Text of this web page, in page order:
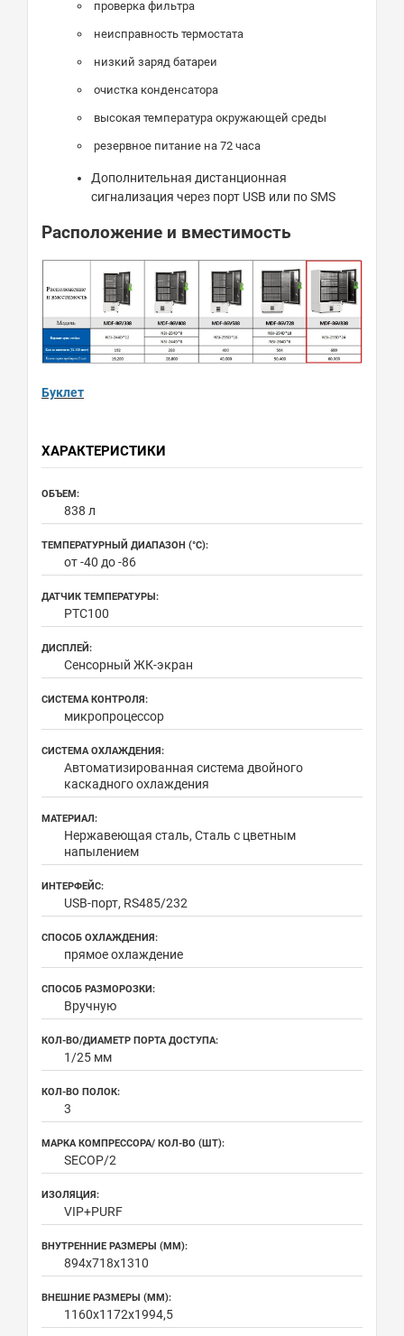
проверка фильтра
неисправность термостата
низкий заряд батареи
очистка конденсатора
высокая температура окружающей среды
резервное питание на 72 часа
Дополнительная дистанционная
сигнализация через порт USB или по SMS
Расположение и вместимость
Буклет
ХАРАКТЕРИСТИКИ
ОБЪЕМ:
838 л
ТЕМПЕРАТУРНЫЙ ДИАПАЗОН (°С):
от -40 до -86
ДАТЧИК ТЕМПЕРАТУРЫ:
PTC100
ДИСПЛЕЙ:
Сенсорный ЖК-экран
СИСТЕМА КОНТРОЛЯ:
микропроцессор
СИСТЕМА ОХЛАЖДЕНИЯ:
Автоматизированная система двойного
каскадного охлаждения
МАТЕРИАЛ:
Нержавеющая сталь, Сталь с цветным
напылением
ИНТЕРФЕЙС:
USB-порт, RS485/232
СПОСОБ ОХЛАЖДЕНИЯ:
прямое охлаждение
СПОСОБ РАЗМОРОЗКИ:
Вручную
КОЛ-ВО/ДИАМЕТР ПОРТА ДОСТУПА:
1/25 мм
КОЛ-ВО ПОЛОК:
3
МАРКА КОМПРЕССОРА/ КОЛ-ВО (ШТ):
SECOP/2
ИЗОЛЯЦИЯ:
VIP+PURF
ВНУТРЕННИЕ РАЗМЕРЫ (ММ):
894х718х1310
ВНЕШНИЕ РАЗМЕРЫ (ММ):
1160х1172х1994,5